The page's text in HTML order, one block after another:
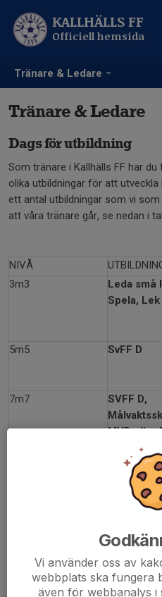
Tränare & Ledare
KALLHÄLLS FF
Officiell hemsida
Tränare & Ledare
Dags för utbildning
Som tränare i Kallhälls FF har
olika utbildningar för att
ett antal utbildningar som vi
att våra tränare går, se nedan i
NIVÅ
3m3
Leda små
Spela,
5m5 SvFF D
7m7
SVFF D,
MVD eller
Ungdom*)
Vi använder oss av
webbplats ska fungera
även för webbanalys i